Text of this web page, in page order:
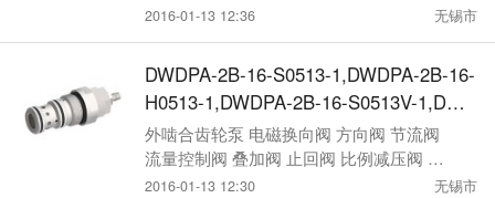
力控制阀
2016-01-13 12:36 无锡市
DWDPA-2B-16-S0513-1,DWDPA-2B-16-
H0513-1,DWDPA-2B-16-S0513V-1,DWD
PA-2B-16-H0513V-1,Bucher压力补偿器
外啮合齿轮泵 电磁换向阀 方向阀 节流阀
流量控制阀 叠加阀 止回阀 比例减压阀 压
力控制阀
2016-01-13 12:30 无锡市